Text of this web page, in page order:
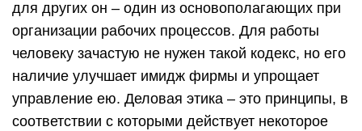
для других он – один из основополагающих при
организации рабочих процессов. Для работы
человеку зачастую не нужен такой кодекс, но его
наличие улучшает имидж фирмы и упрощает
управление ею. Деловая этика – это принципы, в
соответствии с которыми действует некоторое